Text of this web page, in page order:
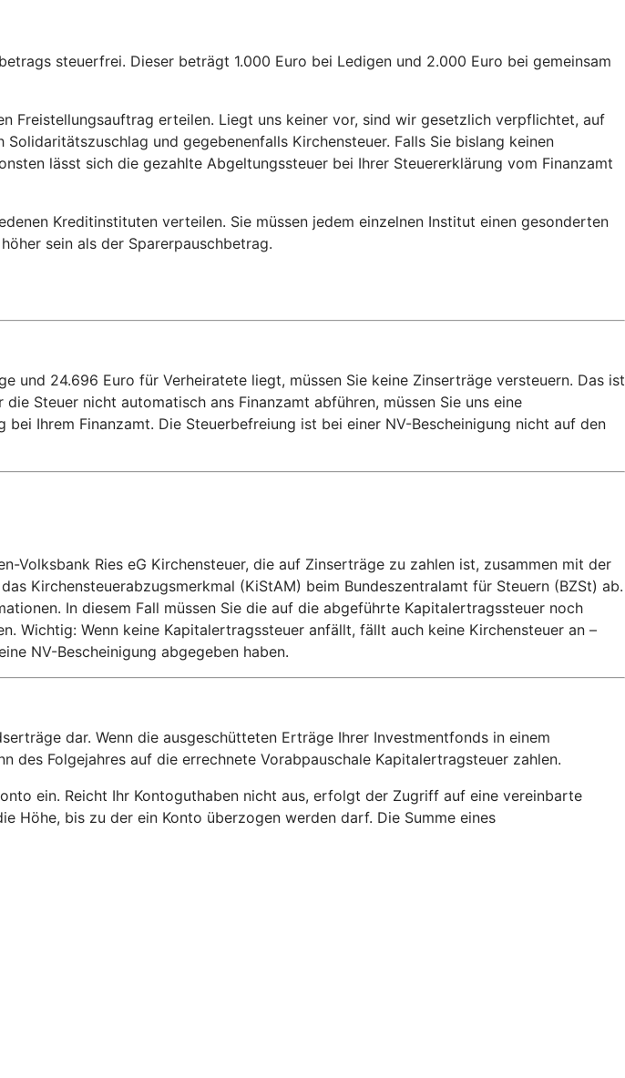
steuerfrei. Dieser beträgt 1.000 Euro bei Ledigen und 2.000 Euro bei gemeinsam
Freistellungsauftrag erteilen. Liegt uns keiner vor, sind wir gesetzlich verpflichtet, auf
und gegebenenfalls Kirchensteuer. Falls Sie bislang keinen
lässt sich die gezahlte Abgeltungssteuer bei Ihrer Steuererklärung vom Finanzamt
Kreditinstituten verteilen. Sie müssen jedem einzelnen Institut einen gesonderten
sein als der Sparerpauschbetrag.
und 24.696 Euro für Verheiratete liegt, müssen Sie keine Zinserträge versteuern. Das ist
Steuer nicht automatisch ans Finanzamt abführen, müssen Sie uns eine
Ihrem Finanzamt. Die Steuerbefreiung ist bei einer NV-Bescheinigung nicht auf den
Ries eG Kirchensteuer, die auf Zinserträge zu zahlen ist, zusammen mit der
Kirchensteuerabzugsmerkmal (KiStAM) beim Bundeszentralamt für Steuern (BZSt) ab.
In diesem Fall müssen Sie die auf die abgeführte Kapitalertragssteuer noch
Wichtig: Wenn keine Kapitalertragssteuer anfällt, fällt auch keine Kirchensteuer an –
NV-Bescheinigung abgegeben haben.
dar. Wenn die ausgeschütteten Erträge Ihrer Investmentfonds in einem
des Folgejahres auf die errechnete Vorabpauschale Kapitalertragsteuer zahlen.
ein. Reicht Ihr Kontoguthaben nicht aus, erfolgt der Zugriff auf eine vereinbarte
Höhe, bis zu der ein Konto überzogen werden darf. Die Summe eines